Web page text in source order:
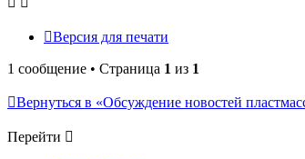
Версия для печати
1 сообщение • Страница 1 из 1
Вернуться в «Обсуждение новостей
Перейти